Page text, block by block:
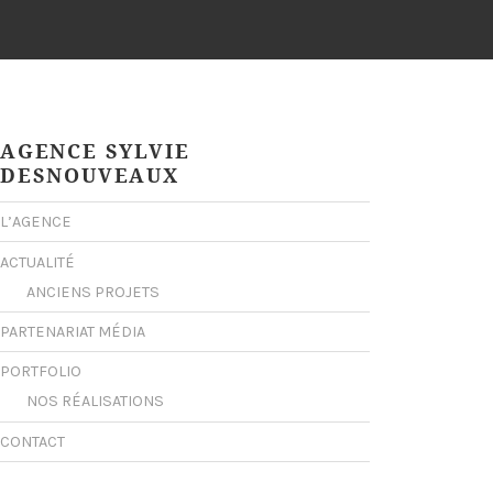
AGENCE SYLVIE
DESNOUVEAUX
L’AGENCE
ACTUALITÉ
ANCIENS PROJETS
PARTENARIAT MÉDIA
PORTFOLIO
NOS RÉALISATIONS
CONTACT